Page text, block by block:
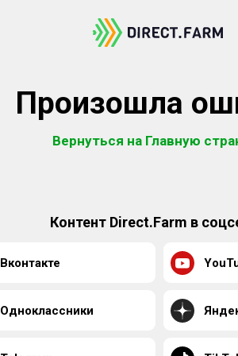
Произошла
Вернуться на Главную
Контент Direct.Farm в
Вконтакте
Одноклассники